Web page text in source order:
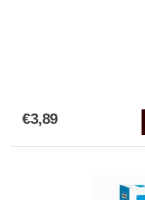
€3,89